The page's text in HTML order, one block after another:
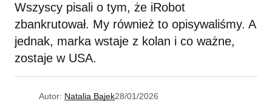
Wszyscy pisali o tym, że iRobot
zbankrutował. My również to opisywaliśmy. A
jednak, marka wstaje z kolan i co ważne,
zostaje w USA.
Autor: Natalia Bajek28/01/2026